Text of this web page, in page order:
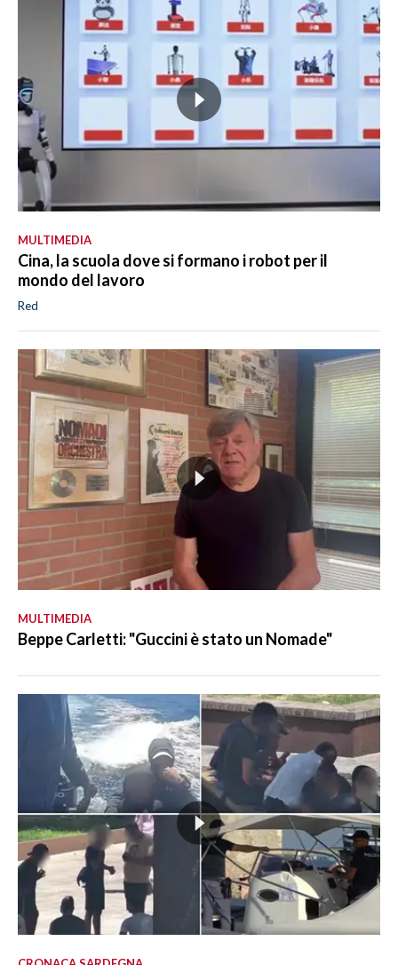
MULTIMEDIA
Cina, la scuola dove si formano i robot per il
mondo del lavoro
Red
MULTIMEDIA
Beppe Carletti: "Guccini è stato un Nomade"